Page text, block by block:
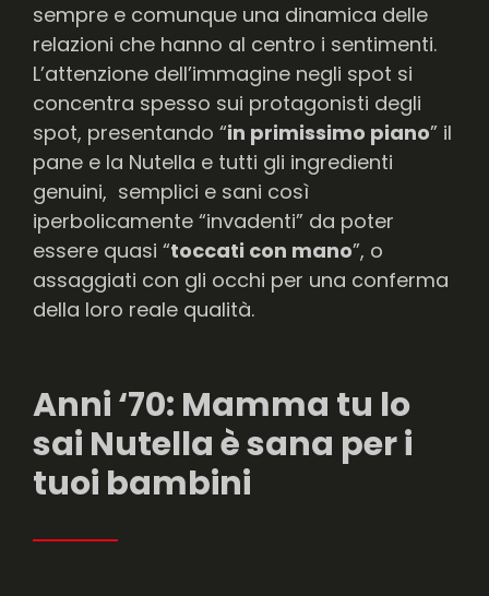
sempre e comunque una dinamica delle
relazioni che hanno al centro i sentimenti.
L’attenzione dell’immagine negli spot si
concentra spesso sui protagonisti degli
spot, presentando “in primissimo piano” il
pane e la Nutella e tutti gli ingredienti
genuini, semplici e sani così
iperbolicamente “invadenti” da poter
essere quasi “toccati con mano”, o
assaggiati con gli occhi per una conferma
della loro reale qualità.
Anni ‘70: Mamma tu lo
sai Nutella è sana per i
tuoi bambini